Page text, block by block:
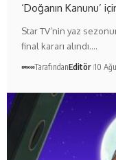
‘Doğanın Kanunu’
Star TV’nin yaz
final kararı alındı.…
TarafındanEditör 10